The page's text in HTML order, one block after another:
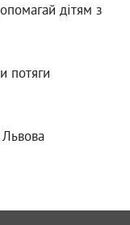
дітям з
потяги
Львова